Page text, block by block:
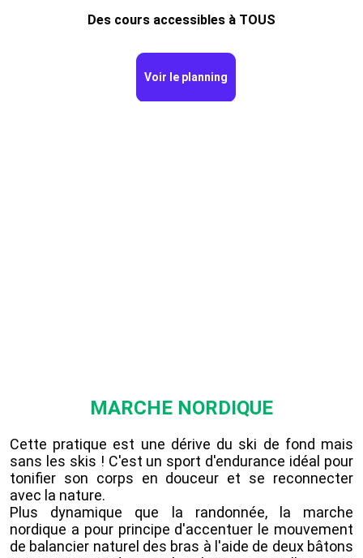
Des cours accessibles à TOUS
Voir le planning
MARCHE NORDIQUE
Cette pratique est une dérive du ski de fond mais
sans les skis ! C'est un sport d'endurance idéal pour
tonifier son corps en douceur et se reconnecter
avec la nature.
Plus dynamique que la randonnée, la marche
nordique a pour principe d'accentuer le mouvement
de balancier naturel des bras à l'aide de deux bâtons